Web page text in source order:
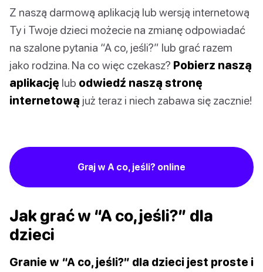
Z naszą darmową aplikacją lub wersją internetową
Ty i Twoje dzieci możecie na zmianę odpowiadać
na szalone pytania “A co, jeśli?” lub grać razem
jako rodzina. Na co więc czekasz? Pobierz naszą
aplikację lub odwiedź naszą stronę
internetową już teraz i niech zabawa się zacznie!
Graj w A co, jeśli? online
Jak grać w “A co, jeśli?” dla
dzieci
Granie w “A co, jeśli?” dla dzieci jest proste i